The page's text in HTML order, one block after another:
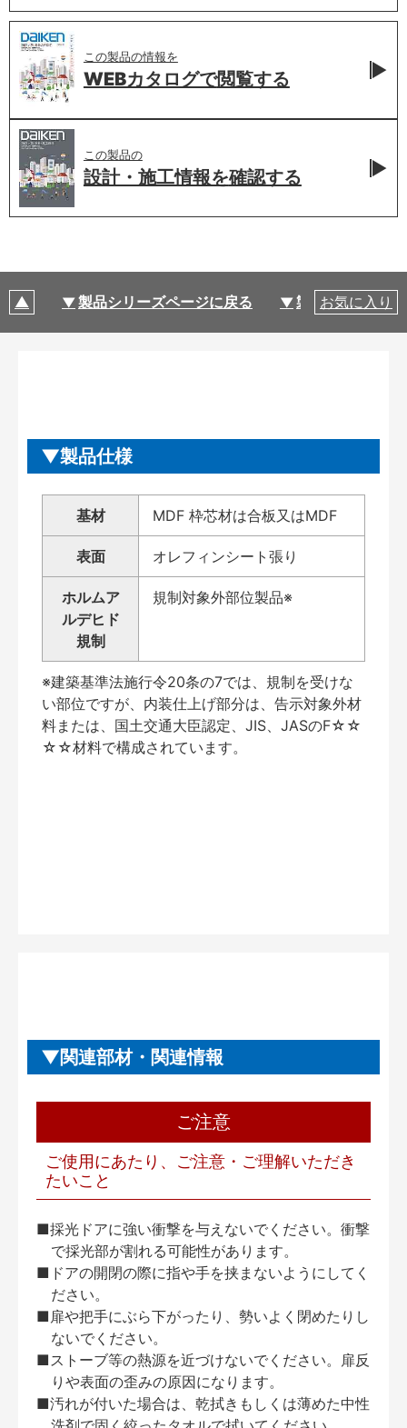
この製品の情報を
WEBカタログで閲覧する
この製品の
設計・施工情報を確認する
製品シリーズページに戻る 製品仕様
お気に入り
製品仕様
基材 MDF 枠芯材は合板又はMDF
表面 オレフィンシート張り
ホルムア
ルデヒド
規制
規制対象外部位製品※
※建築基準法施行令20条の7では、規制を受けな
い部位ですが、内装仕上げ部分は、告示対象外材
料または、国土交通大臣認定、JIS、JASのF☆☆
☆☆材料で構成されています。
関連部材・関連情報
ご注意
ご使用にあたり、ご注意・ご理解いただき
たいこと
■採光ドアに強い衝撃を与えないでください。衝撃
で採光部が割れる可能性があります。
■ドアの開閉の際に指や手を挟まないようにしてく
ださい。
■扉や把手にぶら下がったり、勢いよく閉めたりし
ないでください。
■ストーブ等の熱源を近づけないでください。扉反
りや表面の歪みの原因になります。
■汚れが付いた場合は、乾拭きもしくは薄めた中性